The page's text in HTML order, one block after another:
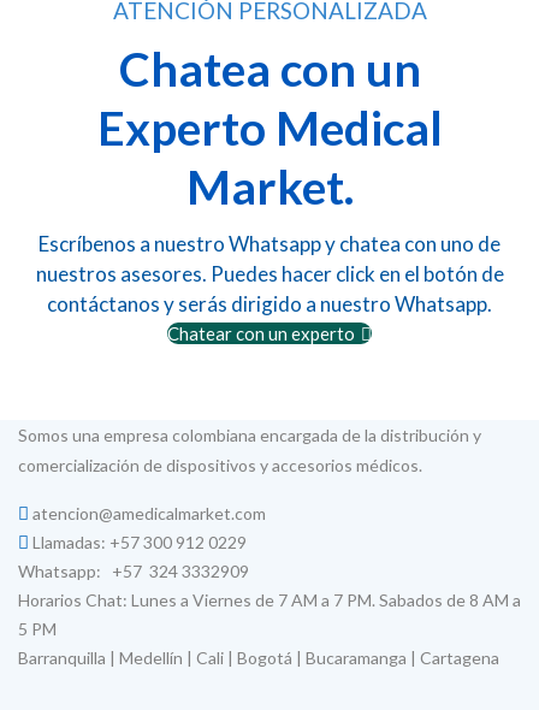
ATENCIÓN PERSONALIZADA
Chatea con un
Experto Medical
Market.
Escríbenos a nuestro Whatsapp y chatea con uno de
nuestros asesores. Puedes hacer click en el botón de
contáctanos y serás dirigido a nuestro Whatsapp.
Chatear con un experto
Somos una empresa colombiana encargada de la distribución y
comercialización de dispositivos y accesorios médicos.
atencion@amedicalmarket.com
Llamadas: +57 300 912 0229
Whatsapp: +57 324 3332909
Horarios Chat: Lunes a Viernes de 7 AM a 7 PM. Sabados de 8 AM a
5 PM
Barranquilla | Medellín | Cali | Bogotá | Bucaramanga | Cartagena